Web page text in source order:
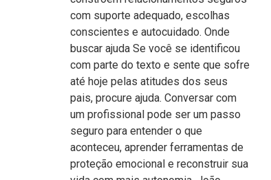
com suporte adequado, escolhas
conscientes e autocuidado. Onde
buscar ajuda Se você se identificou
com parte do texto e sente que sofre
até hoje pelas atitudes dos seus
pais, procure ajuda. Conversar com
um profissional pode ser um passo
seguro para entender o que
aconteceu, aprender ferramentas de
proteção emocional e reconstruir sua